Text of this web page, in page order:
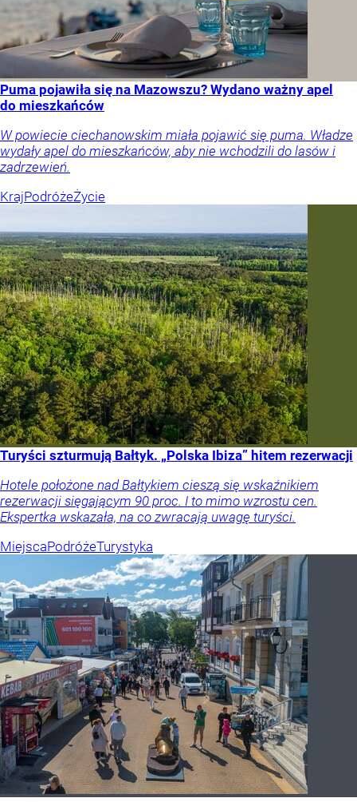
Puma pojawiła się na Mazowszu? Wydano ważny apel
do mieszkańców
W powiecie ciechanowskim miała pojawić się puma. Władze
wydały apel do mieszkańców, aby nie wchodzili do lasów i
zadrzewień.
KrajPodróżeŻycie
Turyści szturmują Bałtyk. „Polska Ibiza” hitem rezerwacji
Hotele położone nad Bałtykiem cieszą się wskaźnikiem
rezerwacji sięgającym 90 proc. I to mimo wzrostu cen.
Ekspertka wskazała, na co zwracają uwagę turyści.
MiejscaPodróżeTurystyka